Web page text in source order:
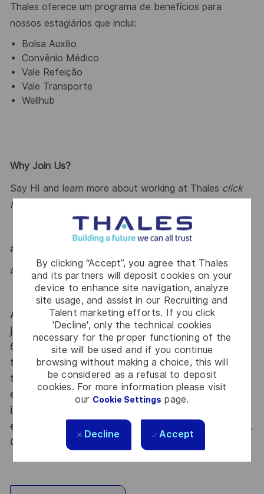
By clicking “Accept”, you agree that Thales
and its partners will deposit cookies on your
device to enhance site navigation, analyze
site usage, and assist in our Recruiting and
Talent marketing efforts. If you click
'Decline', only the technical cookies
necessary for the proper functioning of the
site will be used and if you continue
browsing without making a choice, this will
be considered as a refusal to deposit
cookies. For more information please visit
our Cookie Settings page.
Decline Accept
Thales oferece um programa de benefícios para
nossos estagiários que inclui:
Bolsa Auxilio
Convênio Médico
Vale Refeição
Vale Transporte
Wellhub
Why Join Us?
Say HI and learn more about working at Thales click
here
#LI-Onsite
#LI-IP1
At Thales we provide CAREERS and not only
jobs. With Thales employing 80,000 employees in
68 countries our mobility policy enables
thousands of employees each year to develop
their careers at home and abroad, in their
existing areas of expertise or by branching out
into new fields. Together we believe that
embracing flexibility is a smarter way of working.
Great journeys start here, apply now!